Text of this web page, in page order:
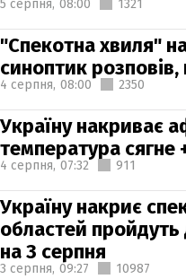
5 серпня, 08:00 1321
"Спекотна хвиля"
синоптик
4 серпня, 08:00 2350
Україну накриває
температура сягне
4 серпня, 07:32 911
Україну накриє
областей пройдуть
на 3 серпня
3 серпня, 09:27 10987